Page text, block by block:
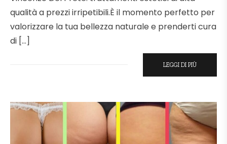
qualità a prezzi irripetibili.È il momento perfetto per
valorizzare la tua bellezza naturale e prenderti cura
di […]
LEGGI DI PIÙ